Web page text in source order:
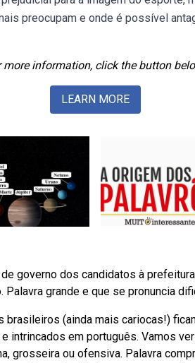
preocupam e onde é possível
more information, click the button
LEARN MORE
governo dos candidatos à
grande e que se pronuncia
brasileiros (ainda mais cariocas!)
intrincados em português. Vamos
grosseira ou ofensiva. Palavra